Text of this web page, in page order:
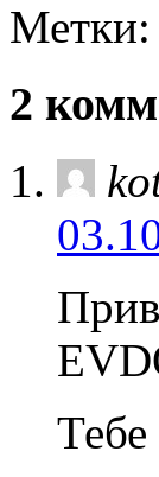
Метки:
2